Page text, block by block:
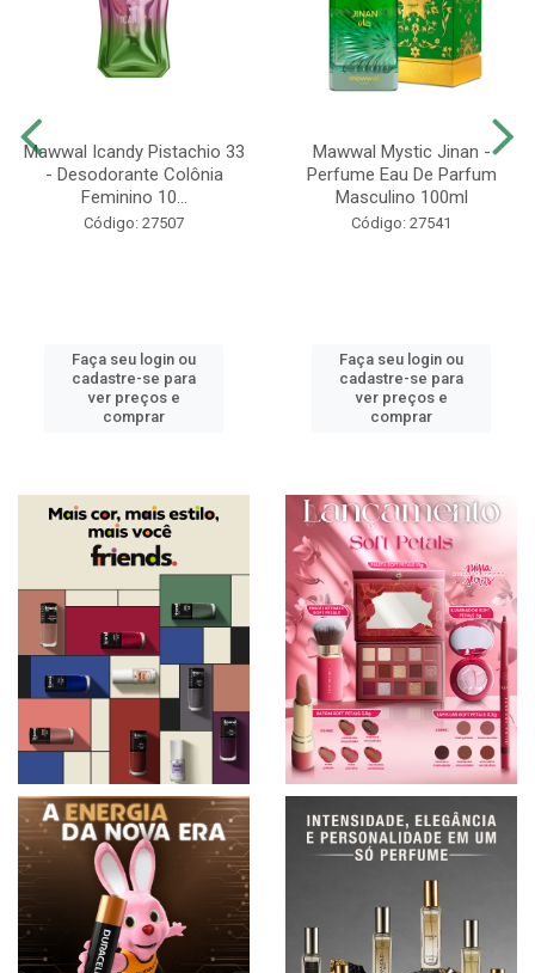
Mawwal Icandy Pistachio 33
- Desodorante Colônia
Feminino 10...
Código: 27507
Faça seu login ou
cadastre-se para
ver preços e
comprar
Mawwal Mystic Jinan -
Perfume Eau De Parfum
Masculino 100ml
Código: 27541
Faça seu login ou
cadastre-se para
ver preços e
comprar